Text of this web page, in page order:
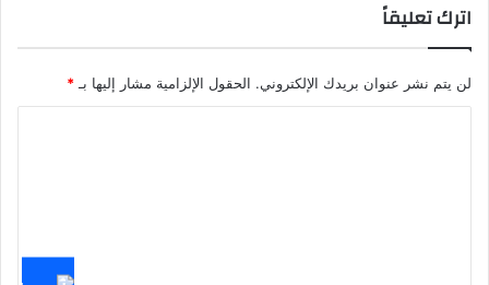
اترك تعليقاً
لن يتم نشر عنوان بريدك الإلكتروني. الحقول الإلزامية مشار إليها بـ*